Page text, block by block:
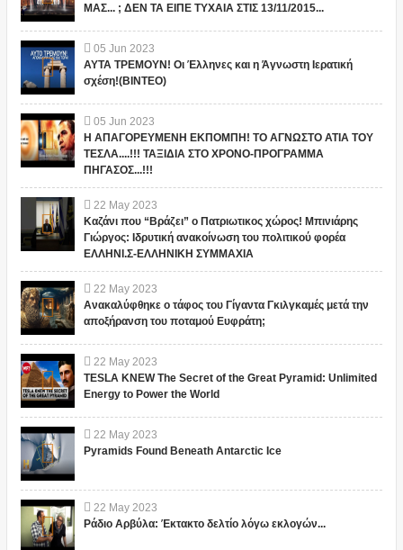
ΜΑΣ... ; ΔΕΝ ΤΑ ΕΙΠΕ ΤΥΧΑΙΑ ΣΤΙΣ 13/11/2015...
05 Jun 2023
ΑΥΤΑ ΤΡΕΜΟΥΝ! Οι Έλληνες και η Άγνωστη Ιερατική
σχέση!(ΒΙΝΤΕΟ)
05 Jun 2023
Η ΑΠΑΓΟΡΕΥΜΕΝΗ ΕΚΠΟΜΠΗ! ΤΟ ΑΓΝΩΣΤΟ ΑΤΙΑ ΤΟΥ
ΤΕΣΛΑ....!!! ΤΑΞΙΔΙΑ ΣΤΟ ΧΡΟΝΟ-ΠΡΟΓΡΑΜΜΑ
ΠΗΓΑΣΟΣ...!!!
22 May 2023
Καζάνι που “Βράζει” ο Πατριωτικος χώρος! Μπινιάρης
Γιώργος: Ιδρυτική ανακοίνωση του πολιτικού φορέα
ΕΛΛΗΝΙ.Σ-ΕΛΛΗΝΙΚΗ ΣΥΜΜΑΧΙΑ
22 May 2023
Ανακαλύφθηκε ο τάφος του Γίγαντα Γκιλγκαμές μετά την
αποξήρανση του ποταμού Ευφράτη;
22 May 2023
TESLA KNEW The Secret of the Great Pyramid: Unlimited
Energy to Power the World
22 May 2023
Pyramids Found Beneath Antarctic Ice
22 May 2023
Ράδιο Αρβύλα: Έκτακτο δελτίο λόγω εκλογών...